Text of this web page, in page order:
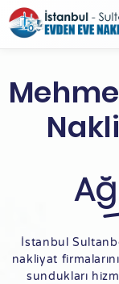
İstanbul
nakliyat
sundukları